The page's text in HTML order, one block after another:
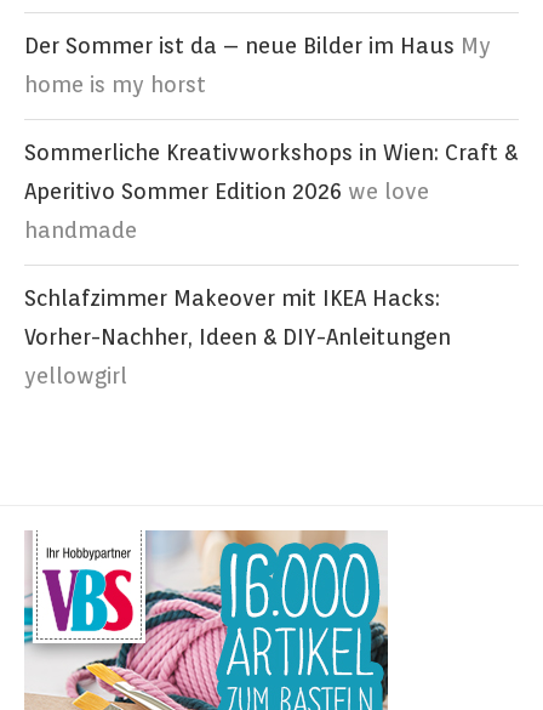
Der Sommer ist da – neue Bilder im Haus My
home is my horst
Sommerliche Kreativworkshops in Wien: Craft &
Aperitivo Sommer Edition 2026 we love
handmade
Schlafzimmer Makeover mit IKEA Hacks:
Vorher-Nachher, Ideen & DIY-Anleitungen
yellowgirl